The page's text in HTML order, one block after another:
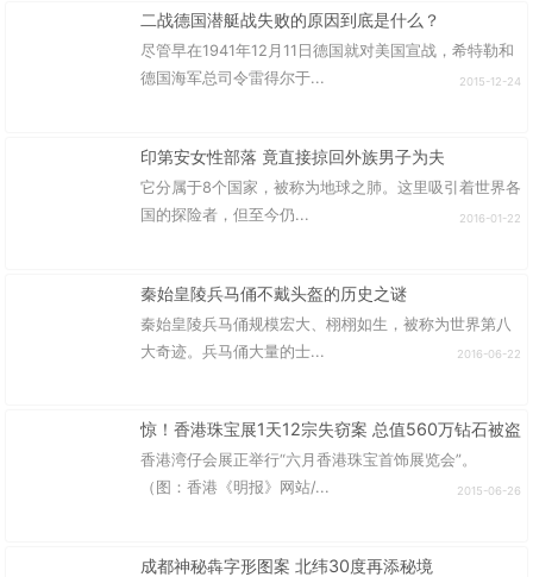
二战德国潜艇战失败的原因到底是什么？
尽管早在1941年12月11日德国就对美国宣战，希特勒和
德国海军总司令雷得尔于...
2015-12-24
印第安女性部落 竟直接掠回外族男子为夫
它分属于8个国家，被称为地球之肺。这里吸引着世界各
国的探险者，但至今仍...
2016-01-22
秦始皇陵兵马俑不戴头盔的历史之谜
秦始皇陵兵马俑规模宏大、栩栩如生，被称为世界第八
大奇迹。兵马俑大量的士...
2016-06-22
惊！香港珠宝展1天12宗失窃案 总值560万钻石被盗
香港湾仔会展正举行“六月香港珠宝首饰展览会”。
（图：香港《明报》网站/...
2015-06-26
成都神秘犇字形图案 北纬30度再添秘境